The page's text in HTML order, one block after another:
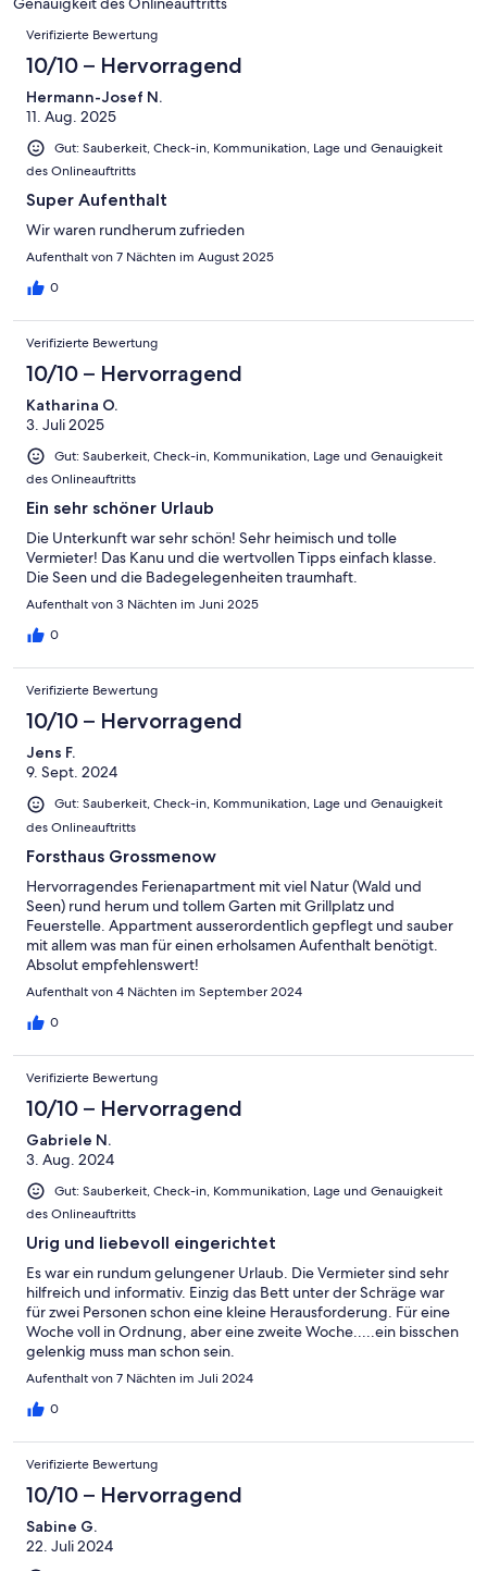
Okay
4
Bewertungen
Verifizierte Bewertung
10/10 – Hervorragend
Hermann-Josef N.
11. Aug. 2025
Gut: Sauberkeit, Check-in, Kommunikation, Lage und Genauigkeit
des Onlineauftritts
Super Aufenthalt
Wir waren rundherum zufrieden
Aufenthalt von 7 Nächten im August 2025
0
Verifizierte Bewertung
10/10 – Hervorragend
Katharina O.
3. Juli 2025
Gut: Sauberkeit, Check-in, Kommunikation, Lage und Genauigkeit
des Onlineauftritts
Ein sehr schöner Urlaub
Die Unterkunft war sehr schön! Sehr heimisch und tolle
Vermieter! Das Kanu und die wertvollen Tipps einfach klasse.
Die Seen und die Badegelegenheiten traumhaft.
Aufenthalt von 3 Nächten im Juni 2025
0
Verifizierte Bewertung
10/10 – Hervorragend
Jens F.
9. Sept. 2024
Gut: Sauberkeit, Check-in, Kommunikation, Lage und Genauigkeit
des Onlineauftritts
Forsthaus Grossmenow
Hervorragendes Ferienapartment mit viel Natur (Wald und
Seen) rund herum und tollem Garten mit Grillplatz und
Feuerstelle. Appartment ausserordentlich gepflegt und sauber
mit allem was man für einen erholsamen Aufenthalt benötigt.
Absolut empfehlenswert!
Aufenthalt von 4 Nächten im September 2024
0
Verifizierte Bewertung
10/10 – Hervorragend
Gabriele N.
3. Aug. 2024
Gut: Sauberkeit, Check-in, Kommunikation, Lage und Genauigkeit
des Onlineauftritts
Urig und liebevoll eingerichtet
Es war ein rundum gelungener Urlaub. Die Vermieter sind sehr
hilfreich und informativ. Einzig das Bett unter der Schräge war
für zwei Personen schon eine kleine Herausforderung. Für eine
Woche voll in Ordnung, aber eine zweite Woche.....ein bisschen
gelenkig muss man schon sein.
Aufenthalt von 7 Nächten im Juli 2024
0
Verifizierte Bewertung
10/10 – Hervorragend
Sabine G.
22. Juli 2024